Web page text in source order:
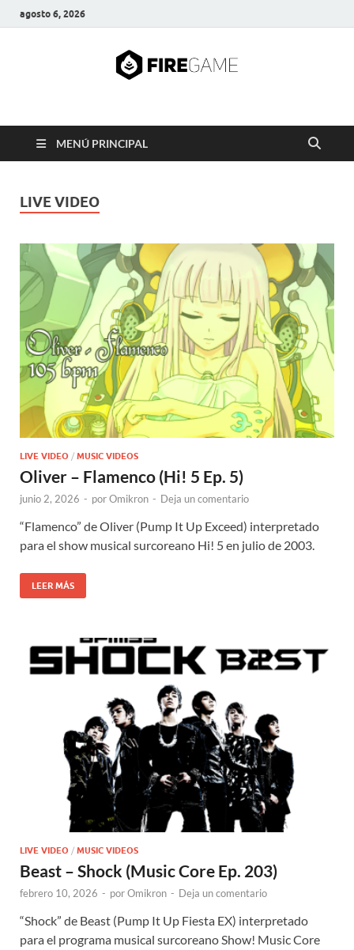
agosto 6, 2026
FIRE GAME
MENÚ PRINCIPAL
LIVE VIDEO
LIVE VIDEO / MUSIC VIDEOS
Oliver – Flamenco (Hi! 5 Ep. 5)
junio 2, 2026 - porOmikron - Deja un comentario
“Flamenco” de Oliver (Pump It Up Exceed) interpretado
para el show musical surcoreano Hi! 5 en julio de 2003.
LEER MÁS
LIVE VIDEO / MUSIC VIDEOS
Beast – Shock (Music Core Ep. 203)
febrero 10, 2026 - porOmikron - Deja un comentario
“Shock” de Beast (Pump It Up Fiesta EX) interpretado
para el programa musical surcoreano Show! Music Core